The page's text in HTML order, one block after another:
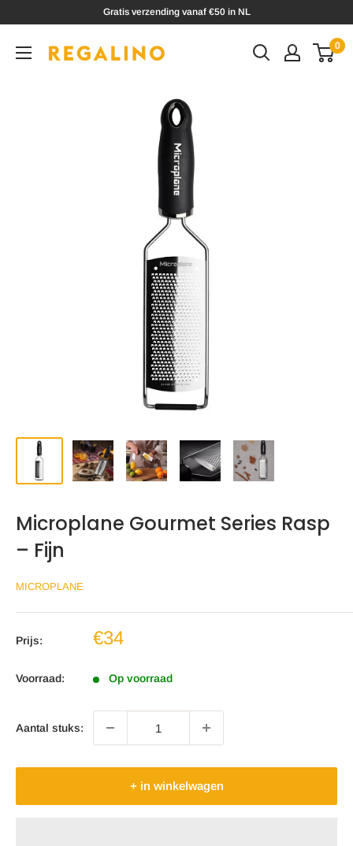
Gratis verzending vanaf €50 in NL
0
Microplane Gourmet Series Rasp
– Fijn
MICROPLANE
Prijs: Verkoopprijs
€34
Voorraad: Op voorraad
Aantal stuks:
+ in winkelwagen